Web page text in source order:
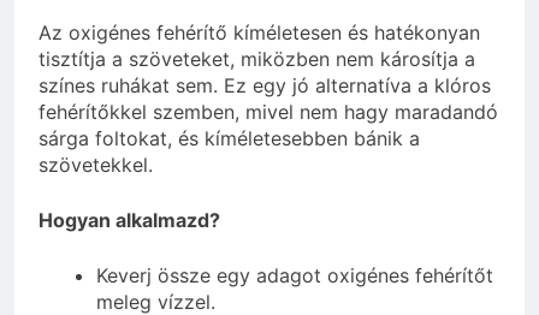
Az oxigénes fehérítő kíméletesen és hatékonyan
tisztítja a szöveteket, miközben nem károsítja a
színes ruhákat sem. Ez egy jó alternatíva a klóros
fehérítőkkel szemben, mivel nem hagy maradandó
sárga foltokat, és kíméletesebben bánik a
szövetekkel.
Hogyan alkalmazd?
Keverj össze egy adagot oxigénes fehérítőt
meleg vízzel.